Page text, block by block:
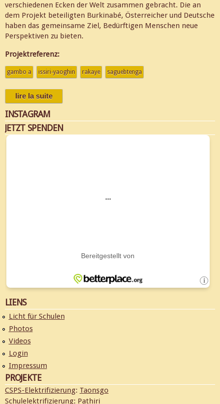
verschiedenen Ecken der Welt zusammen gebracht. Die an
dem Projekt beteiligten Burkinabé, Österreicher und Deutsche
haben das gemeinsame Ziel, Bedürftigen Menschen neue
Perspektiven zu bieten.
Projektreferenz:
gambo a issiri-yaoghin rakaye saguebtenga
lire la suite
engagieren sich menschen aus burkina faso,
INSTAGRAM
JETZT SPENDEN
LIENS
Licht für Schulen
Photos
Videos
Login
Impressum
PROJEKTE
CSPS-Elektrifizierung: Taonsgo
Schulelektrifizierung: Pathiri